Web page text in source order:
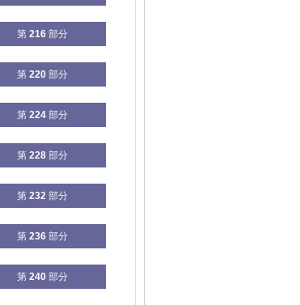
第 216部分
第 220部分
第 224部分
第 228部分
第 232部分
第 236部分
第 240部分